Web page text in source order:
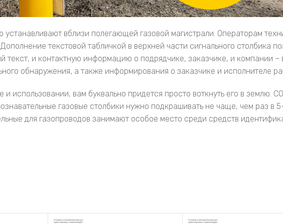
вблизи полегающей газовой магистрали. Операторам
текстовой табличкой в верхней части сигнального столбика
и контактную информацию о подрядчике, заказчике, и компании –
обнаружения, а также информирования о заказчике и исполнителе
и использовании, вам буквально придется просто воткнуть его в землю.
газовые столбики нужно подкрашивать не чаще, чем раз в
для газопроводов занимают особое место среди средств